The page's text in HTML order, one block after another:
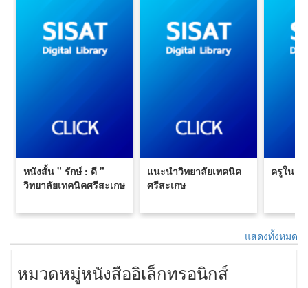
หนังสั้น " รักษ์ : ดี "
วิทยาลัยเทคนิคศรีสะเกษ
แนะนำวิทยาลัยเทคนิค
ศรีสะเกษ
ครูในดว
แสดงทั้งหมด
หมวดหมู่หนังสืออิเล็กทรอนิกส์